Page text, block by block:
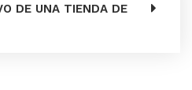
DE UNA TIENDA DE